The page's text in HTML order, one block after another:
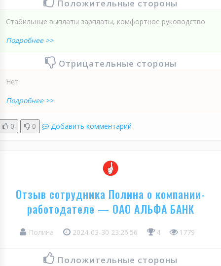
Положительные стороны
Стабильные выплаты зарплаты, комфортное руководство
Подробнее >>
Отрицательные стороны
Нет
Подробнее >>
0 0 Добавить комментарий
Отзыв сотрудника Полина о компании-
работодателе — ОАО АЛЬФА БАНК
Полина 2024-03-30 23:26:56 4 1779
Положительные стороны